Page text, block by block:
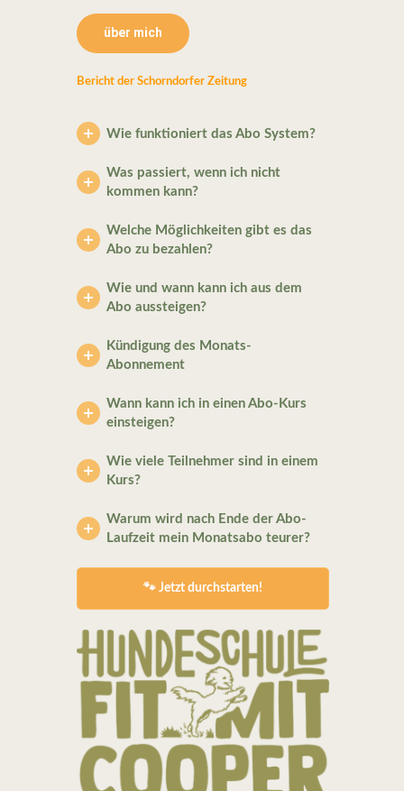
über mich
Bericht der Schorndorfer Zeitung
Wie funktioniert das Abo System?
Was passiert, wenn ich nicht
kommen kann?
Welche Möglichkeiten gibt es das
Abo zu bezahlen?
Wie und wann kann ich aus dem
Abo aussteigen?
Kündigung des Monats-
Abonnement
Wann kann ich in einen Abo-Kurs
einsteigen?
Wie viele Teilnehmer sind in einem
Kurs?
Warum wird nach Ende der Abo-
Laufzeit mein Monatsabo teurer?
🐾 Jetzt durchstarten!